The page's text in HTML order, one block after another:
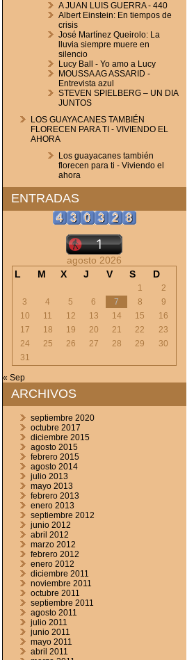
A JUAN LUIS GUERRA - 440
Albert Einstein: En tiempos de
crisis
José Martínez Queirolo: La
lluvia siempre muere en
silencio
Lucy Ball - Yo amo a Lucy
MOUSSA AG ASSARID -
Entrevista azul
STEVEN SPIELBERG – UN DIA
JUNTOS
LOS GUAYACANES TAMBIÉN
FLORECEN PARA TI - VIVIENDO EL
AHORA
Los guayacanes también
florecen para ti - Viviendo el
ahora
ENTRADAS
agosto 2026
L
M X J V S D
1
2
3
4 5 6 7 8
9
10
11 12 13 14 15
16
17
18 19 20 21 22
23
24
25 26 27 28 29
30
31
« Sep
ARCHIVOS
septiembre 2020
octubre 2017
diciembre 2015
agosto 2015
febrero 2015
agosto 2014
julio 2013
mayo 2013
febrero 2013
enero 2013
septiembre 2012
junio 2012
abril 2012
marzo 2012
febrero 2012
enero 2012
diciembre 2011
noviembre 2011
octubre 2011
septiembre 2011
agosto 2011
julio 2011
junio 2011
mayo 2011
abril 2011